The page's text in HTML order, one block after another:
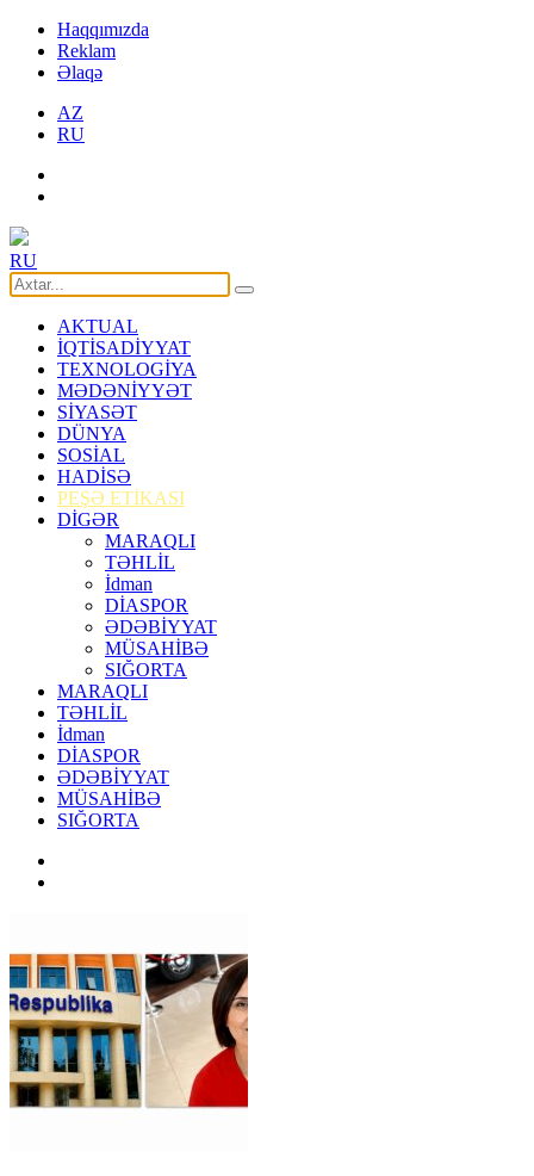
Haqqımızda
Reklam
Əlaqə
AZ
RU
RU
AKTUAL
İQTİSADİYYAT
TEXNOLOGİYA
MƏDƏNİYYƏT
SİYASƏT
DÜNYA
SOSİAL
HADİSƏ
PEŞƏ ETİKASI
DİGƏR
MARAQLI
TƏHLİL
İdman
DİASPOR
ƏDƏBİYYAT
MÜSAHİBƏ
SIĞORTA
MARAQLI
TƏHLİL
İdman
DİASPOR
ƏDƏBİYYAT
MÜSAHİBƏ
SIĞORTA